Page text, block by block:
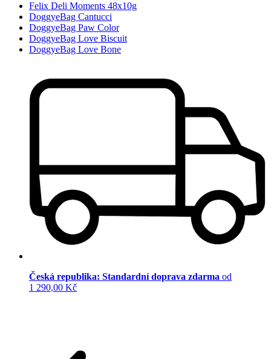
Felix Deli Moments 48x10g
DoggyeBag Cantucci
DoggyeBag Paw Color
DoggyeBag Love Biscuit
DoggyeBag Love Bone
Česká republika: Standardní doprava zdarma od
1 290,00 Kč